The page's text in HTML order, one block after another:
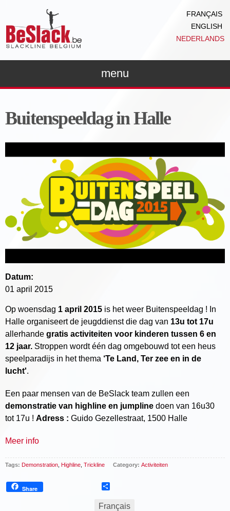
gaan
FRANÇAIS
ENGLISH
NEDERLANDS
menu
Buitenspeeldag in Halle
Datum:
01 april 2015
Op woensdag 1 april 2015 is het weer Buitenspeeldag ! In
Halle organiseert de jeugddienst die dag van 13u tot 17u
allerhande gratis activiteiten voor kinderen tussen 6 en
12 jaar. Stroppen wordt één dag omgebouwd tot een heus
speelparadijs in het thema ‘Te Land, Ter zee en in de
lucht'.
Een paar mensen van de BeSlack team zullen een
demonstratie van highline en jumpline doen van 16u30
tot 17u ! Adress : Guido Gezellestraat, 1500 Halle
Meer info
Tags: Demonstration Highline Trickline Category: Activiteiten
Share
Français